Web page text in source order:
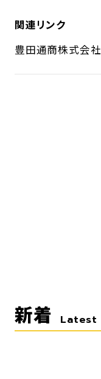
関連リンク
豊田通商株式会社
新着 Latest